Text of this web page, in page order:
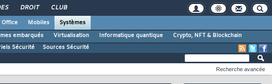
DROIT CLUB
Office Mobiles
Systèmes
embarqués Virtualisation Informatique quantique
Crypto, NFT & Blockchain
Sécurité Sources Sécurité
Recherche avancée